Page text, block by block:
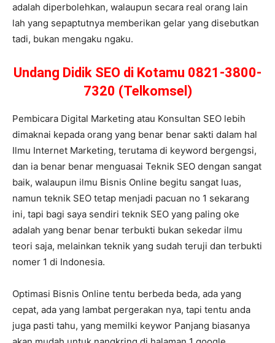
adalah diperbolehkan, walaupun secara real orang lain
lah yang sepaptutnya memberikan gelar yang disebutkan
tadi, bukan mengaku ngaku.
Undang Didik SEO di Kotamu 0821-3800-
7320 (Telkomsel)
Pembicara Digital Marketing atau Konsultan SEO lebih
dimaknai kepada orang yang benar benar sakti dalam hal
Ilmu Internet Marketing, terutama di keyword bergengsi,
dan ia benar benar menguasai Teknik SEO dengan sangat
baik, walaupun ilmu Bisnis Online begitu sangat luas,
namun teknik SEO tetap menjadi pacuan no 1 sekarang
ini, tapi bagi saya sendiri teknik SEO yang paling oke
adalah yang benar benar terbukti bukan sekedar ilmu
teori saja, melainkan teknik yang sudah teruji dan terbukti
nomer 1 di Indonesia.
Optimasi Bisnis Online tentu berbeda beda, ada yang
cepat, ada yang lambat pergerakan nya, tapi tentu anda
juga pasti tahu, yang memilki keywor Panjang biasanya